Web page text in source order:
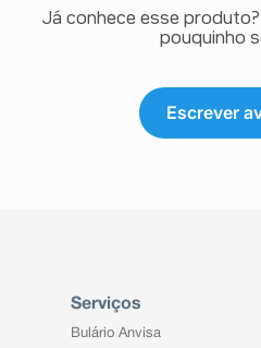
Já conhece esse
pouquinho
Escrever
Serviços
Bulário Anvisa